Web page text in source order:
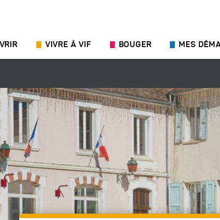
VIVRE À VIF BOUGER MES